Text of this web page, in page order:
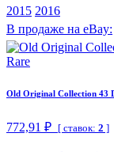
2015 2016
В продаже на eBay:
Old Original Collection 43
772,91 ₽ [ ставок: 2 ]